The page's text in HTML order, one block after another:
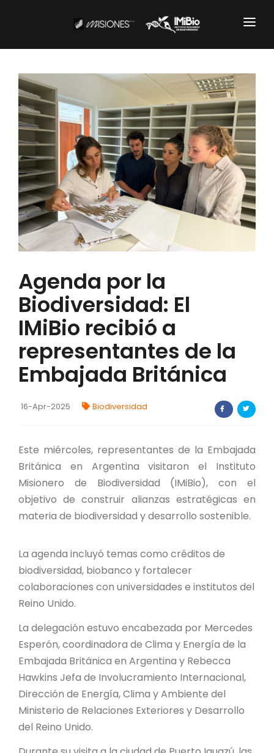
CARTOGRAFÍA
DOCUMENTOS INSTITUCIONALES
EL IMIBIO
NOTICIAS
Productos y Servicios
RESGUARDO DE COLECCIONES
FORTALECIMIENTO DE RECURSOS
ALIMENTICIOS
BIODIVERSIDAD Y ALIMENTACIÓN
INVENTARIO DE LA BIODIVERSIDAD MISIONERA
AUTORIZACIONES
PROGRAMAS Y PROYECTOS
PROYECTO ÁGUILAS DE MISIONES
MONUMENTOS NATURALES
REPOSITORIO
CONTACTO
Agenda por la
Biodiversidad: El
IMiBio recibió a
representantes de la
Embajada Británica
16-Apr-2025 Biodiversidad
Este miércoles, representantes de la Embajada
Británica en Argentina visitaron el Instituto
Misionero de Biodiversidad (IMiBio), con el
objetivo de construir alianzas estratégicas en
materia de biodiversidad y desarrollo sostenible.
La agenda incluyó temas como créditos de
biodiversidad, biobanco y fortalecer
colaboraciones con universidades e institutos del
Reino Unido.
La delegación estuvo encabezada por Mercedes
Esperón, coordinadora de Clima y Energía de la
Embajada Británica en Argentina y Rebecca
Hawkins Jefa de Involucramiento Internacional,
Dirección de Energía, Clima y Ambiente del
Ministerio de Relaciones Exteriores y Desarrollo
del Reino Unido.